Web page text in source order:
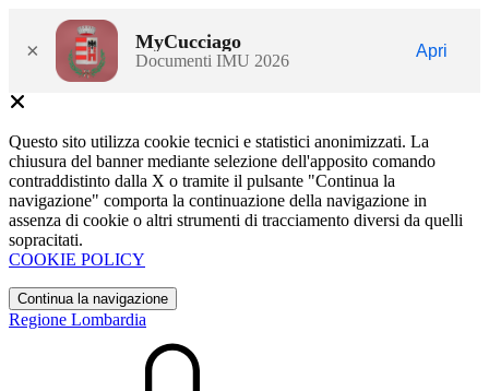
× MyCucciago
Documenti IMU 2026
Apri
Questo sito utilizza cookie tecnici e statistici anonimizzati. La
chiusura del banner mediante selezione dell'apposito comando
contraddistinto dalla X o tramite il pulsante "Continua la
navigazione" comporta la continuazione della navigazione in
assenza di cookie o altri strumenti di tracciamento diversi da quelli
sopracitati.
COOKIE POLICY
Continua la navigazione
Regione Lombardia